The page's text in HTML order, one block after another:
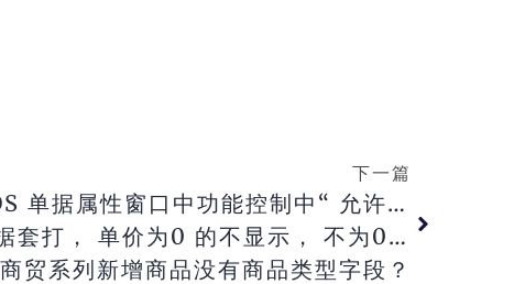
下一篇
【旗舰版】旗舰版BOS 单据属性窗口中功能控制中“ 允许多选” 有何作用？
单价为0 的不显示， 不为0 然后要保留两位小数？
商贸系列新增商品没有商品类型字段？